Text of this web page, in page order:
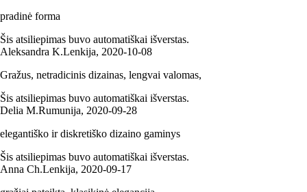
pradinė forma
Šis atsiliepimas buvo automatiškai išverstas.
Aleksandra K.Lenkija, 2020‑10‑08
Gražus, netradicinis dizainas, lengvai valomas,
Šis atsiliepimas buvo automatiškai išverstas.
Delia M.Rumunija, 2020‑09‑28
elegantiško ir diskretiško dizaino gaminys
Šis atsiliepimas buvo automatiškai išverstas.
Anna Ch.Lenkija, 2020‑09‑17